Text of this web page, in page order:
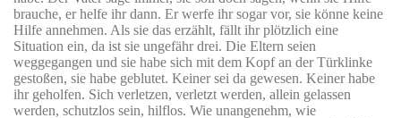
brauche, er helfe ihr dann. Er werfe ihr sogar vor, sie könne keine
Hilfe annehmen. Als sie das erzählt, fällt ihr plötzlich eine
Situation ein, da ist sie ungefähr drei. Die Eltern seien
weggegangen und sie habe sich mit dem Kopf an der Türklinke
gestoßen, sie habe geblutet. Keiner sei da gewesen. Keiner habe
ihr geholfen. Sich verletzen, verletzt werden, allein gelassen
werden, schutzlos sein, hilflos. Wie unangenehm, wie